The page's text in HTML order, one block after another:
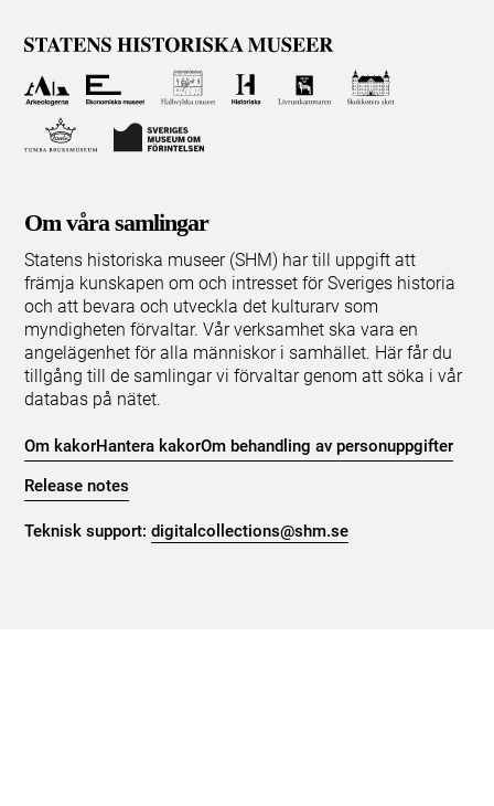
Om våra samlingar
Statens historiska museer (SHM) har till uppgift att
främja kunskapen om och intresset för Sveriges historia
och att bevara och utveckla det kulturarv som
myndigheten förvaltar. Vår verksamhet ska vara en
angelägenhet för alla människor i samhället. Här får du
tillgång till de samlingar vi förvaltar genom att söka i vår
databas på nätet.
Om kakorHantera kakorOm behandling av personuppgifter
Release notes
Teknisk support:digitalcollections@shm.se